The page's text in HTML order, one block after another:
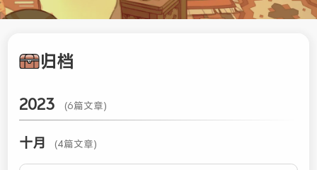
归档
2023 (6篇文章)
十月 (4篇文章)